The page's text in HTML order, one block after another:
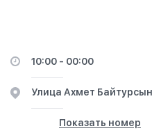
10:00 - 00:00
​Улица Ахмет
Показать номер